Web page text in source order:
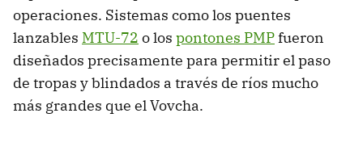
operaciones. Sistemas como los puentes
lanzables MTU-72 o los pontones PMPfueron
diseñados precisamente para permitir el paso
de tropas y blindados a través de ríos mucho
más grandes que el Vovcha.